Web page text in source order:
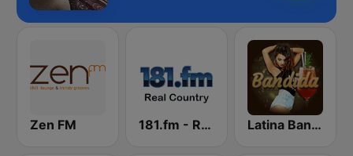
Zen FM 181.fm - Real Country Latina Bandida!